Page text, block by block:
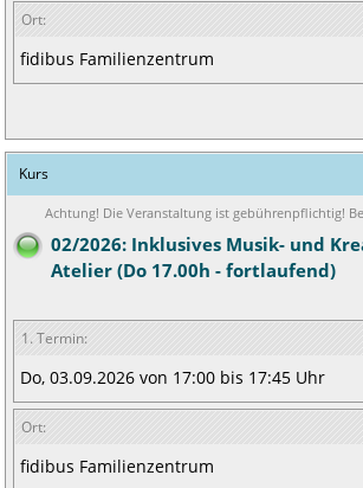
Ort:
fidibus Familienzentrum
Kurs
Achtung! Die Veranstaltung ist gebührenpflichtig!
02/2026: Inklusives Musik- und
Atelier (Do 17.00h - fortlaufend)
1. Termin:
Do, 03.09.2026 von 17:00 bis 17:45 Uhr
Ort:
fidibus Familienzentrum